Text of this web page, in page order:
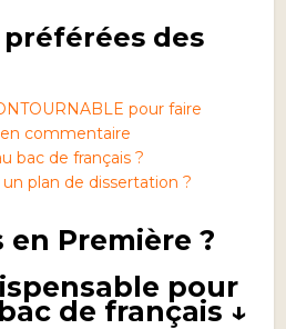
préférées des
pour faire
commentaire
bac de français ?
plan de dissertation ?
en Première ?
pour
de français ↓